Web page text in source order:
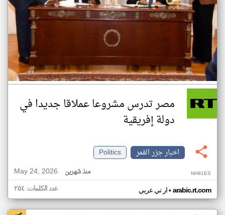
مصر تدرس مشروعا عملاقا جديدا في
دولة إفريقية
اخبار جزر القمر
Politics
May 24, 2026
منذ شهرين NH91ES
ار تي عربي• arabic.rt.com عدد الكلمات: ٢٥٤